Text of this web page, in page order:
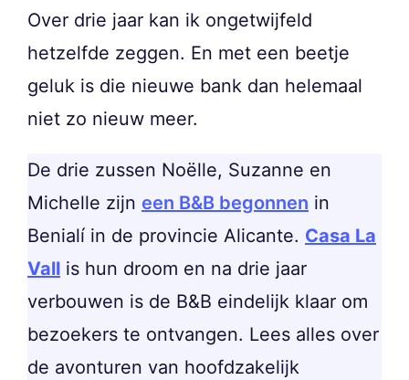
Over drie jaar kan ik ongetwijfeld
hetzelfde zeggen. En met een beetje
geluk is die nieuwe bank dan helemaal
niet zo nieuw meer.
De drie zussen Noëlle, Suzanne en
Michelle zijn een B&B begonnen in
Benialí in de provincie Alicante. Casa La
Vall is hun droom en na drie jaar
verbouwen is de B&B eindelijk klaar om
bezoekers te ontvangen. Lees alles over
de avonturen van hoofdzakelijk